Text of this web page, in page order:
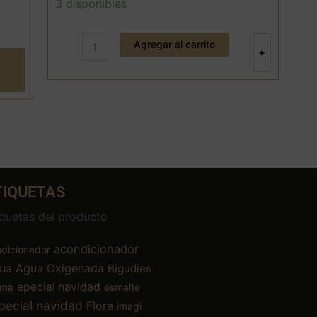
3 disponibles
-
+
Agregar al carrito
del producto
acondicionador
Agua Oxigenada Bigudíes
epecial navidad esmalte
navidad Flora imagi